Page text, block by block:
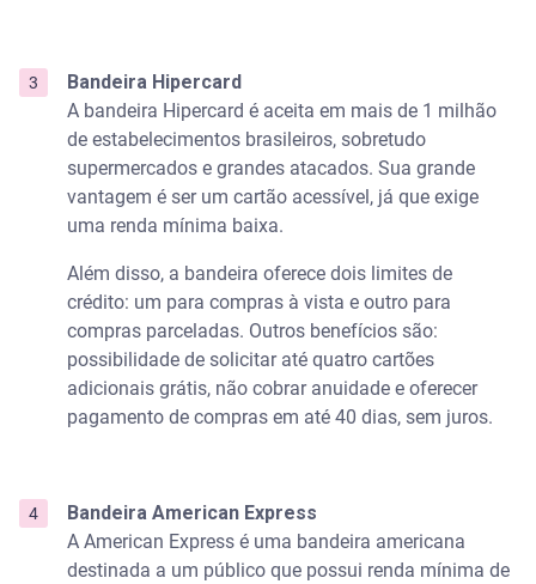
Bandeira Hipercard
A bandeira Hipercard é aceita em mais de 1 milhão
de estabelecimentos brasileiros, sobretudo
supermercados e grandes atacados. Sua grande
vantagem é ser um cartão acessível, já que exige
uma renda mínima baixa.
Além disso, a bandeira oferece dois limites de
crédito: um para compras à vista e outro para
compras parceladas. Outros benefícios são:
possibilidade de solicitar até quatro cartões
adicionais grátis, não cobrar anuidade e oferecer
pagamento de compras em até 40 dias, sem juros.
Bandeira American Express
A American Express é uma bandeira americana
destinada a um público que possui renda mínima de